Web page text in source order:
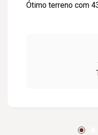
Ótimo terreno